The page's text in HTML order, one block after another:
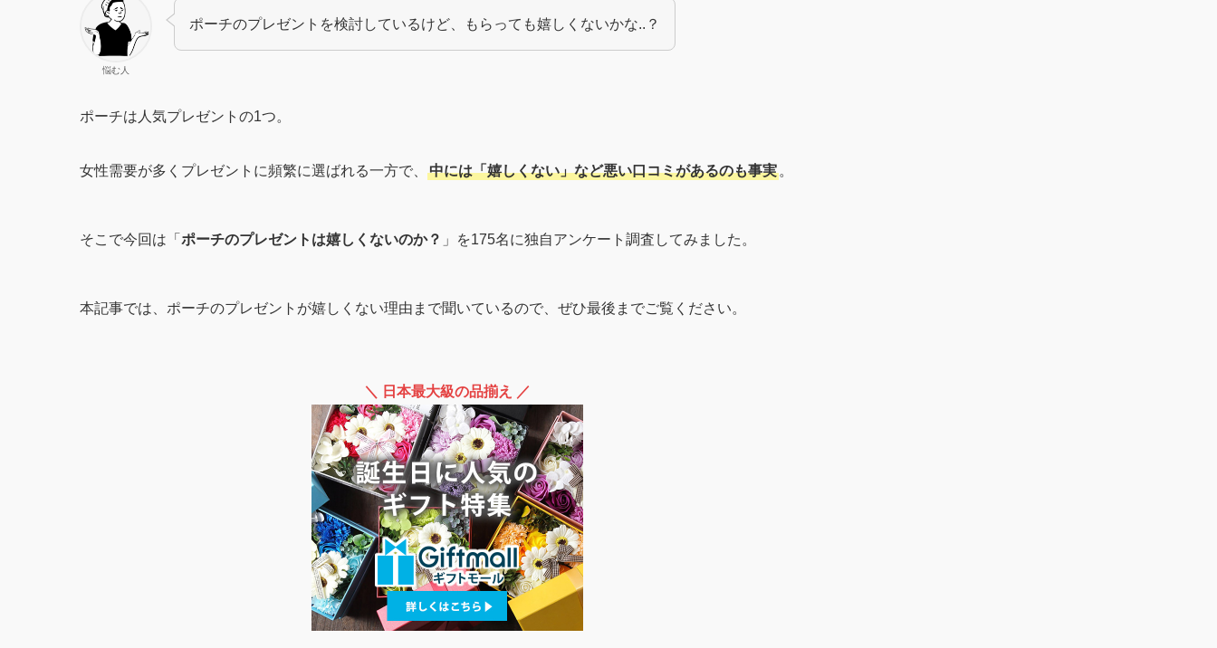
悩む人
ポーチのプレゼントを検討しているけど、もらっても嬉しくないかな..？
ポーチは人気プレゼントの1つ。
女性需要が多くプレゼントに頻繁に選ばれる一方で、 中には「嬉しくない」など悪い口コミがあるのも事実 。
そこで今回は「 ポーチのプレゼントは嬉しくないのか？ 」を175名に独自アンケート調査してみました。
本記事では、ポーチのプレゼントが嬉しくない理由まで聞いているので、ぜひ最後までご覧ください。
＼ 日本最大級の品揃え ／